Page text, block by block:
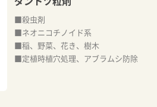
■殺虫剤
■ネオニコチノイド系
■稲、野菜、花き、樹木
■定植時植穴処理、アブラムシ防除